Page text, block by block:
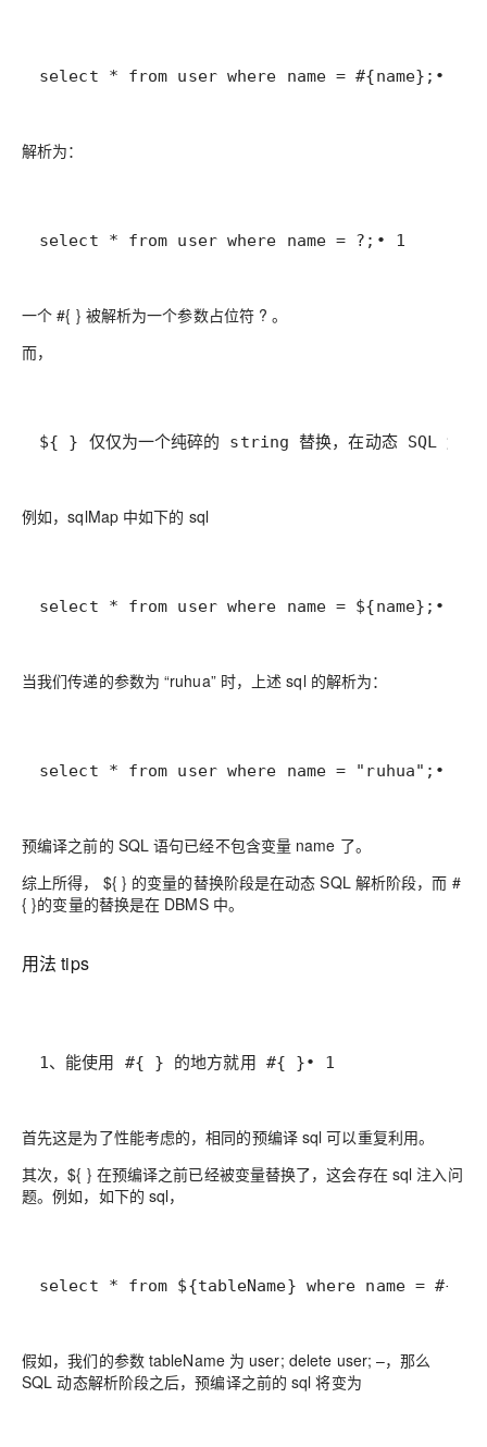
select * from user where name = #{name};• 1
解析为：
select * from user where name = ?;• 1
一个 #{ } 被解析为一个参数占位符 ? 。
而，
${ } 仅仅为一个纯碎的 string 替换，在动态 SQL 解析
例如，sqlMap 中如下的 sql
select * from user where name = ${name};• 1
当我们传递的参数为 “ruhua” 时，上述 sql 的解析为：
select * from user where name = "ruhua";• 1
预编译之前的 SQL 语句已经不包含变量 name 了。
综上所得， ${ } 的变量的替换阶段是在动态 SQL 解析阶段，而 #
{ }的变量的替换是在 DBMS 中。
用法 tips
1、能使用 #{ } 的地方就用 #{ }• 1
首先这是为了性能考虑的，相同的预编译 sql 可以重复利用。
其次，${ } 在预编译之前已经被变量替换了，这会存在 sql 注入问
题。例如，如下的 sql，
select * from ${tableName} where name =
假如，我们的参数 tableName 为 user; delete user; –，那么
SQL 动态解析阶段之后，预编译之前的 sql 将变为